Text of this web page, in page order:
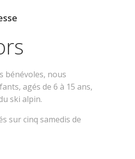
bénévoles, nous
agés de 6 à 15 ans,
ski alpin.
sur cinq samedis de